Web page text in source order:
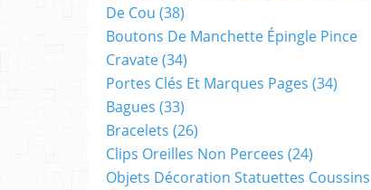
De Cou (38)
Boutons De Manchette Épingle Pince
Cravate(34)
Portes Clés Et Marques Pages (34)
Bagues (33)
Bracelets (26)
Clips Oreilles Non Percees (24)
Objets Décoration Statuettes Coussins